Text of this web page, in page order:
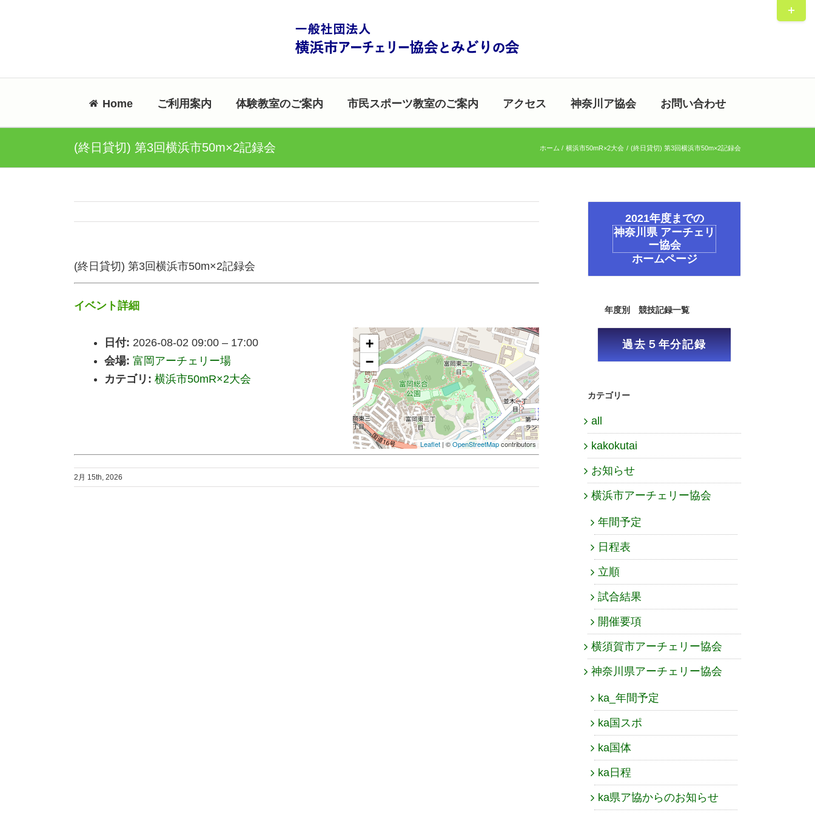
Home ご利用案内 体験教室のご案内 市民スポーツ教室のご案内 アクセス 神奈川ア協会 お問い合わせ
(終日貸切) 第3回横浜市50m×2記録会 ホーム 横浜市50mR×2大会 (終日貸切) 第3回横浜市50m×2記録会
(終日貸切) 第3回横浜市50m×2記録会
イベント詳細
日付: 2026-08-02 09:00 – 17:00
会場: 富岡アーチェリー場
カテゴリ: 横浜市50mR×2大会
+
−
Leaflet | ©OpenStreetMapcontributors
2月 15th, 2026
2021年度までの
神奈川県 アーチェリ
ー協会
ホームページ
年度別 競技記録一覧
過去５年分記録
カテゴリー
all
kakokutai
お知らせ
横浜市アーチェリー協会
年間予定
日程表
立順
試合結果
開催要項
横須賀市アーチェリー協会
神奈川県アーチェリー協会
ka_年間予定
ka国スポ
ka国体
ka日程
ka県ア協からのお知らせ
Toggle